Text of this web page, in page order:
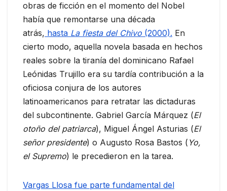
obras de ficción en el momento del Nobel
había que remontarse una década
atrás, hasta La fiesta del Chivo (2000). En
cierto modo, aquella novela basada en hechos
reales sobre la tiranía del dominicano Rafael
Leónidas Trujillo era su tardía contribución a la
oficiosa conjura de los autores
latinoamericanos para retratar las dictaduras
del subcontinente. Gabriel García Márquez (El
otoño del patriarca), Miguel Ángel Asturias (El
señor presidente) o Augusto Rosa Bastos ( Yo,
el Supremo) le precedieron en la tarea.
Vargas Llosa fue parte fundamental del